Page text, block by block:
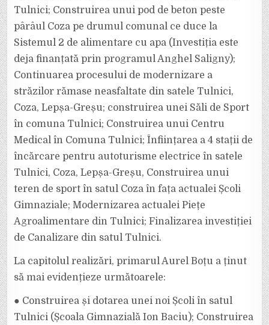
Tulnici; Construirea unui pod de beton peste
pârâul Coza pe drumul comunal ce duce la
Sistemul 2 de alimentare cu apa (Investiția este
deja finanțată prin programul Anghel Saligny);
Continuarea procesului de modernizare a
străzilor rămase neasfaltate din satele Tulnici,
Coza, Lepșa-Greșu; construirea unei Săli de Sport
în comuna Tulnici; Construirea unui Centru
Medical în Comuna Tulnici; Înființarea a 4 stații de
încărcare pentru autoturisme electrice în satele
Tulnici, Coza, Lepșa-Greșu, Construirea unui
teren de sport în satul Coza în fața actualei Școli
Gimnaziale; Modernizarea actualei Piețe
Agroalimentare din Tulnici; Finalizarea investiției
de Canalizare din satul Tulnici.
La capitolul realizări, primarul Aurel Boțu a ținut
să mai evidențieze următoarele:
● Construirea și dotarea unei noi Școli în satul
Tulnici (Școala Gimnazială Ion Baciu); Construirea